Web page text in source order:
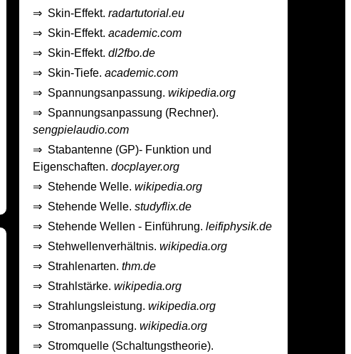
⇒ Skin-Effekt.radartutorial.eu
⇒ Skin-Effekt.academic.com
⇒ Skin-Effekt.dl2fbo.de
⇒ Skin-Tiefe.academic.com
⇒ Spannungsanpassung.wikipedia.org
⇒ Spannungsanpassung (Rechner).
sengpielaudio.com
⇒ Stabantenne (GP)- Funktion und
Eigenschaften.docplayer.org
⇒ Stehende Welle.wikipedia.org
⇒ Stehende Welle.studyflix.de
⇒ Stehende Wellen - Einführung.leifiphysik.de
⇒ Stehwellenverhältnis.wikipedia.org
⇒ Strahlenarten.thm.de
⇒ Strahlstärke.wikipedia.org
⇒ Strahlungsleistung.wikipedia.org
⇒ Stromanpassung.wikipedia.org
⇒ Stromquelle (Schaltungstheorie).